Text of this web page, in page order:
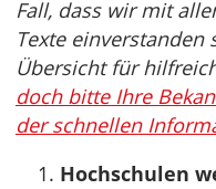
Fall, dass wir mit
Texte einverstanden
Übersicht für
doch bitte Ihre
der schnellen
Hochschulen